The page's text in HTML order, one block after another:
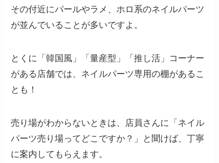
その付近にパールやラメ、ホロ系のネイルパーツ
が並んでいることが多いですよ。
とくに「韓国風」「量産型」「推し活」コーナー
がある店舗では、ネイルパーツ専用の棚があるこ
とも！
売り場がわからないときは、店員さんに「ネイル
パーツ売り場ってどこですか？」と聞けば、丁寧
に案内してもらえます。